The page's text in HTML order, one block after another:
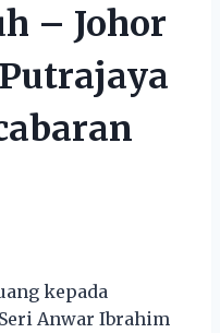
– Johor
kepada
Anwar Ibrahim